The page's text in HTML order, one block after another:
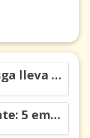
Carlos Manuel Vesga lleva el nombre de Colombia a los Emmy
Resiliencia migrante: 5 emociones y cómo gestionarlas